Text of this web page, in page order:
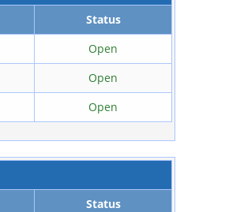
Status
Open
Open
Open
Status